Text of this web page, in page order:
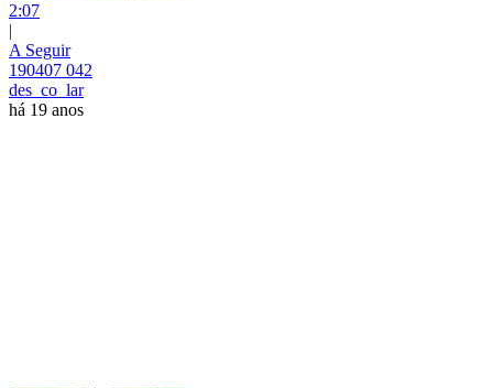
2:07
|
A Seguir
190407 042
des_co_lar
há 19 anos